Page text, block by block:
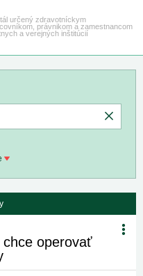
určený zdravotníckym
právnikom a zamestnancom
a verejných inštitúcií
chce operovať